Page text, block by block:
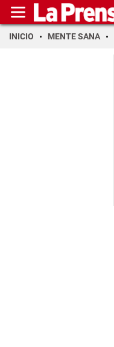
INICIO MENTE SANA